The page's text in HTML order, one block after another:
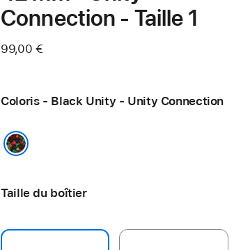
Connection - Taille 1
99,00 €
Coloris - Black Unity - Unity Connection
Taille du boîtier